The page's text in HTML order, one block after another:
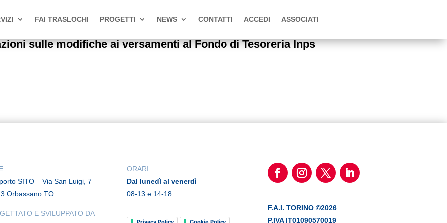
FAI TRASLOCHI PROGETTI NEWS CONTATTI ACCEDI ASSOCIATI
sulle modifiche ai versamenti al Fondo di Tesoreria Inps
SITO – Via San Luigi, 7
Orbassano TO
E SVILUPPATO DA
ORARI
Dal lunedì al venerdì
08-13 e 14-18
Privacy Policy Cookie Policy
F.A.I. TORINO ©2026
P.IVA IT01090570019